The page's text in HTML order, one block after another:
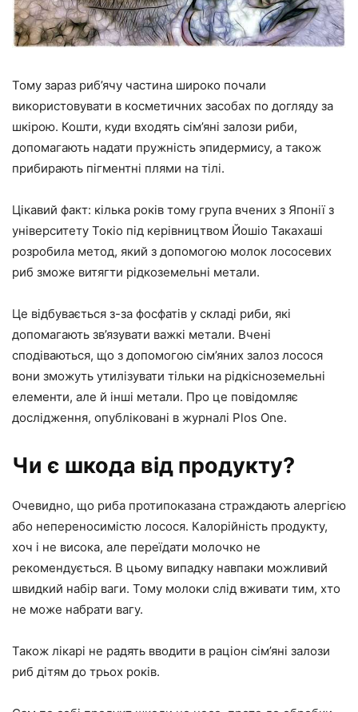
Тому зараз риб’ячу частина широко почали
використовувати в косметичних засобах по догляду за
шкірою. Кошти, куди входять сім’яні залози риби,
допомагають надати пружність эпидермису, а також
прибирають пігментні плями на тілі.
Цікавий факт: кілька років тому група вчених з Японії з
університету Токіо під керівництвом Йошіо Такахаші
розробила метод, який з допомогою молок лососевих
риб зможе витягти рідкоземельні метали.
Це відбувається з-за фосфатів у складі риби, які
допомагають зв’язувати важкі метали. Вчені
сподіваються, що з допомогою сім’яних залоз лосося
вони зможуть утилізувати тільки на рідкісноземельні
елементи, але й інші метали. Про це повідомляє
дослідження, опубліковані в журналі Plos One.
Чи є шкода від продукту?
Очевидно, що риба протипоказана страждають алергією
або непереносимістю лосося. Калорійність продукту,
хоч і не висока, але переїдати молочко не
рекомендується. В цьому випадку навпаки можливий
швидкий набір ваги. Тому молоки слід вживати тим, хто
не може набрати вагу.
Також лікарі не радять вводити в раціон сім’яні залози
риб дітям до трьох років.